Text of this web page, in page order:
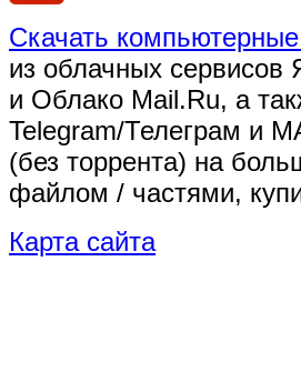
Скачать
из облачных сервисов
и Облако Mail.Ru, а
Telegram/Телеграм и
(без торрента) на
файлом / частями,
Карта сайта